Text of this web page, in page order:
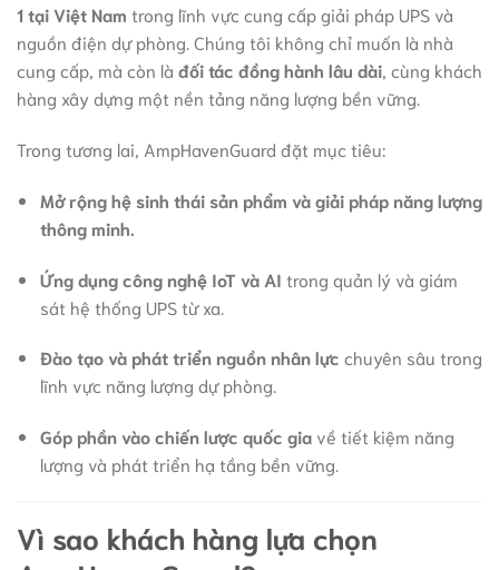
1 tại Việt Nam trong lĩnh vực cung cấp giải pháp UPS và
nguồn điện dự phòng. Chúng tôi không chỉ muốn là nhà
cung cấp, mà còn là đối tác đồng hành lâu dài , cùng khách
hàng xây dựng một nền tảng năng lượng bền vững.
Trong tương lai, AmpHavenGuard đặt mục tiêu:
Mở rộng hệ sinh thái sản phẩm và giải pháp năng lượng
thông minh.
Ứng dụng công nghệ IoT và AI trong quản lý và giám
sát hệ thống UPS từ xa.
Đào tạo và phát triển nguồn nhân lực chuyên sâu trong
lĩnh vực năng lượng dự phòng.
Góp phần vào chiến lược quốc giavề tiết kiệm năng
lượng và phát triển hạ tầng bền vững.
Vì sao khách hàng lựa chọn